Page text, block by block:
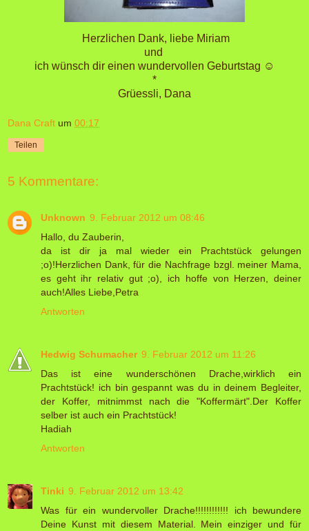
Herzlichen Dank, liebe Miriam
und
ich wünsch dir einen wundervollen Geburtstag ☺
*
Grüessli, Dana
Dana Craft um 00:17
Teilen
5 Kommentare:
Unknown 9. Februar 2012 um 08:46
Hallo, du Zauberin,
da ist dir ja mal wieder ein Prachtstück gelungen
;o)!Herzlichen Dank, für die Nachfrage bzgl. meiner Mama,
es geht ihr relativ gut ;o), ich hoffe von Herzen, deiner
auch!Alles Liebe,Petra
Antworten
Hedwig Schumacher 9. Februar 2012 um 11:26
Das ist eine wunderschönen Drache,wirklich ein
Prachtstück! ich bin gespannt was du in deinem Begleiter,
der Koffer, mitnimmst nach die "Koffermärt".Der Koffer
selber ist auch ein Prachtstück!
Hadiah
Antworten
Tinki 9. Februar 2012 um 13:42
Was für ein wundervoller Drache!!!!!!!!!!!! ich bewundere
Deine Kunst mit diesem Material. Mein einziger und für